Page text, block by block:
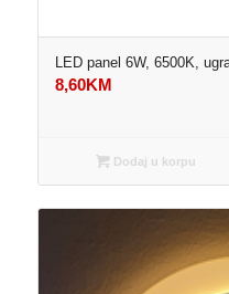
LED panel 6W, 6500K,
8,60KM
Dodaj u korpu